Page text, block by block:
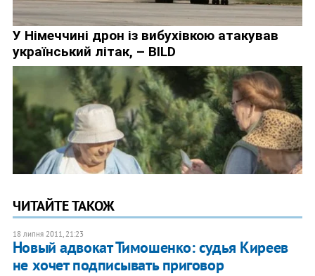
ЧИТАЙТЕ ТАКОЖ
18 липня 2011, 21:23
Новый адвокат Тимошенко: судья Киреев
не хочет подписывать приговор